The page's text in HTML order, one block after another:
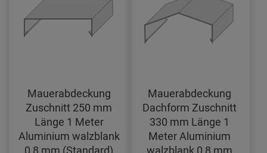
Mauerabdeckung
Zuschnitt 250 mm
Länge 1 Meter
Aluminium walzblank
Mauerabdeckung
Dachform Zuschnitt
330 mm Länge 1
Meter Aluminium